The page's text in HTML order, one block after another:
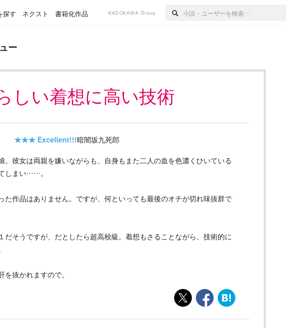
探す ネクスト 書籍化作品 KADOKAWA Group
ー
しい着想に高い技術
★★★ Excellent!!!暗闇坂九死郎
。彼女は両親を嫌いながらも、自身もまた二人の血を色濃くひいている
しまい……。
た作品はありません。ですが、何といっても最後のオチが切れ味抜群で
だそうですが、だとしたら超高校級。着想もさることながら、技術的に
抜かれますので。